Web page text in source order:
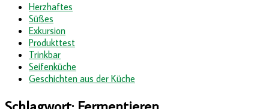
Herzhaftes
Süßes
Exkursion
Produkttest
Trinkbar
Seifenküche
Geschichten aus der Küche